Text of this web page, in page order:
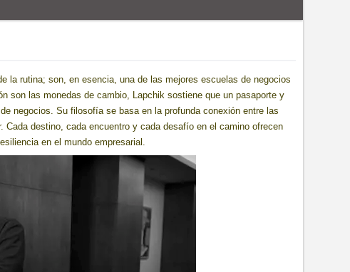
la rutina; son, en esencia, una de las mejores escuelas de negocios
son las monedas de cambio, Lapchik sostiene que un pasaporte y
negocios. Su filosofía se basa en la profunda conexión entre las
destino, cada encuentro y cada desafío en el camino ofrecen
en el mundo empresarial.